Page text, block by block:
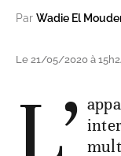
Par Wadie El
Le 21/05/2020 à
L’